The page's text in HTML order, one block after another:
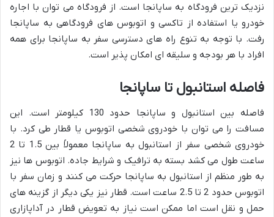
نزدیک ترین فرودگاه به ساپانجا است. از فرودگاه می توان با اجاره
خودرو یا استفاده از تاکسی و اتوبوس های فرودگاهی به ساپانجا
رفت. با توجه به تنوع راه های دسترسی سفر به ساپانجا برای همه
افراد با هر بودجه و سلیقه ای امکان پذیر است.
فاصله استانبول تا ساپانجا
فاصله بین استانبول و ساپانجا حدود 130 کیلومتر است. این
مسافت را می توان با خودروی شخصی اتوبوس یا قطار طی کرد. با
خودروی شخصی سفر از استانبول به ساپانجا معمولاً بین 1.5 تا 2
ساعت طول می کشد بسته به ترافیک و شرایط جاده. اتوبوس ها نیز
به طور منظم از استانبول به ساپانجا حرکت می کنند و زمان سفر با
اتوبوس حدود 2 تا 2.5 ساعت است. قطار نیز یکی دیگر از گزینه های
حمل و نقل است اما ممکن است نیاز به تعویض قطار در آداپازاری